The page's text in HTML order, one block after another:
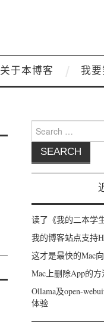
关于本博客 我
Search for:
读了《我的二本学
我的博客站点支持
这才是最快的Mac
Mac上删除App的方
Ollama及open-
体验